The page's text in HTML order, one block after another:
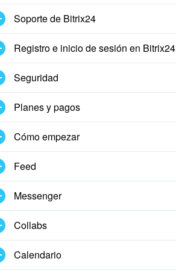
Soporte de Bitrix24
Registro e inicio de sesión en Bitrix24
Seguridad
Planes y pagos
Cómo empezar
Feed
Messenger
Collabs
Calendario